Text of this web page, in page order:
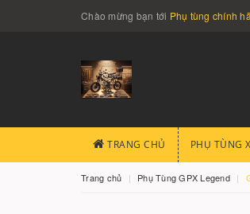
Chào mừng bạn tới Phụ tùng chính
TRANG CHỦ PHỤ TÙNG
Trang chủ Phụ Tùng GPX Legend